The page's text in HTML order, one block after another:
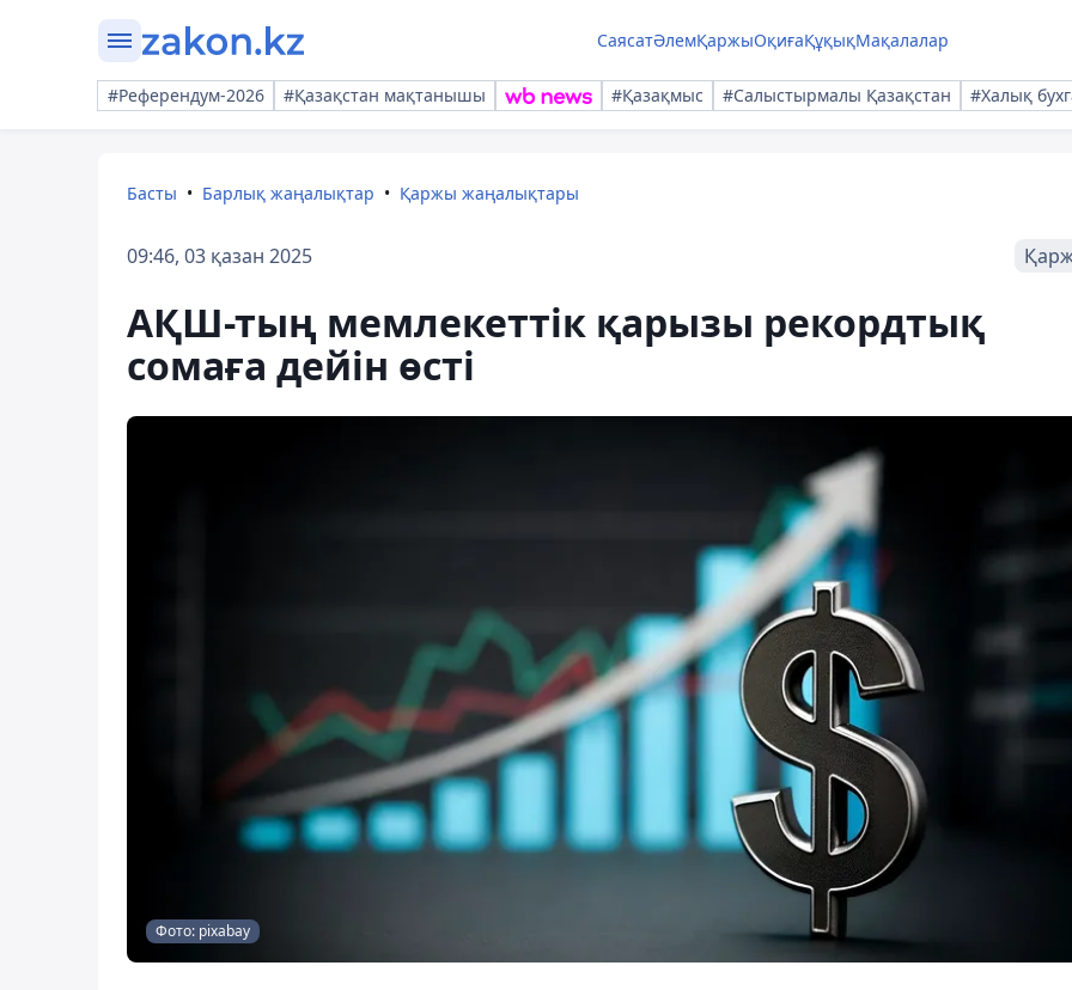
СаясатӘлемҚаржыОқиғаҚұқықМақалалар
#Референдум-2026 #Қазақстан мақтанышы #Қазақмыс #Салыстырмалы Қазақстан #Халық
Басты Барлық жаңалықтар Қаржы жаңалықтары
09:46, 03 қазан 2025
АҚШ-тың мемлекеттік қарызы рекордтық
сомаға дейін өсті
Фото: pixabay